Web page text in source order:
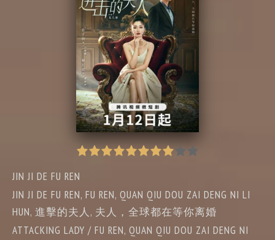
JIN JI DE FU REN
JIN JI DE FU REN, FU REN, QUAN QIU DOU ZAI DENG NI LI
HUN, 進擊的夫人, 夫人，全球都在等你离婚
ATTACKING LADY / FU REN, QUAN QIU DOU ZAI DENG NI